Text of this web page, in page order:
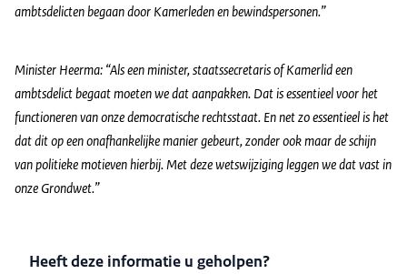
ambtsdelicten begaan door Kamerleden en bewindspersonen.”
Minister Heerma: “Als een minister, staatssecretaris of Kamerlid een
ambtsdelict begaat moeten we dat aanpakken. Dat is essentieel voor het
functioneren van onze democratische rechtsstaat. En net zo essentieel is het
dat dit op een onafhankelijke manier gebeurt, zonder ook maar de schijn
van politieke motieven hierbij. Met deze wetswijziging leggen we dat vast in
onze Grondwet.”
Heeft deze informatie u geholpen?